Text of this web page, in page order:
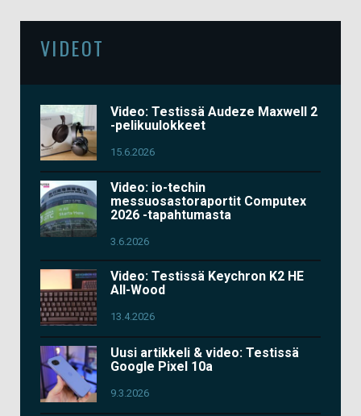
VIDEOT
Video: Testissä Audeze Maxwell 2
-pelikuulokkeet
15.6.2026
Video: io-techin
messuosastoraportit Computex
2026 -tapahtumasta
3.6.2026
Video: Testissä Keychron K2 HE
All-Wood
13.4.2026
Uusi artikkeli & video: Testissä
Google Pixel 10a
9.3.2026